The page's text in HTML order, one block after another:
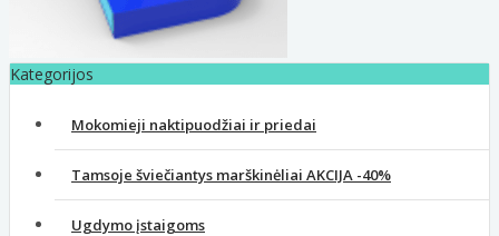
Kategorijos
Mokomieji naktipuodžiai ir priedai
Tamsoje šviečiantys marškinėliai AKCIJA -40%
Ugdymo įstaigoms